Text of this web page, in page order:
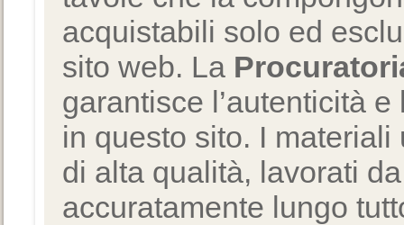
acquistabili solo ed
sito web. La
garantisce l’autenticità
in questo sito. I
di alta qualità, lavorati
accuratamente lungo